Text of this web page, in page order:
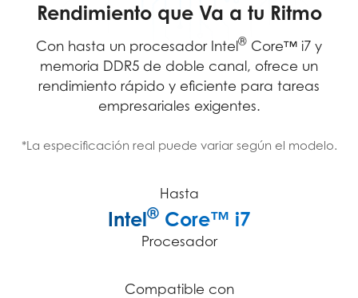
Rendimiento que Va a tu Ritmo
Con hasta un procesador Intel ® Core™ i7 y
memoria DDR5 de doble canal, ofrece un
rendimiento rápido y eficiente para tareas
empresariales exigentes.
*La especificación real puede variar según el modelo.
Hasta
Intel® Core™ i7
Procesador
Compatible con